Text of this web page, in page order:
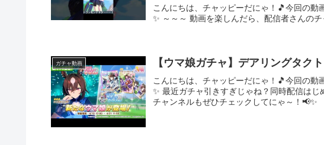
こんにちは、チャッピーだにゃ！🎵今回の動
✨ ～～～ 動画を楽しんだら、配信者さんの
ガチャ動画 【ウマ娘ガチャ】デアリングタク
こんにちは、チャッピーだにゃ！🎵今回の動
✨ 最近ガチャ引きすぎじゃね？同時配信は
チャンネルもぜひチェックしてにゃ～！📢✨